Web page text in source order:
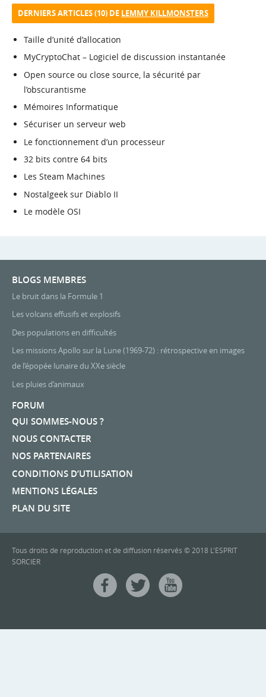
DERNIERS ARTICLES (10) DE LEMMY KILLMONSTERS
Taille d’unité d’allocation
MyCryptoChat – Logiciel de discussion instantanée
Open source ou close source, la sécurité par
l’obscurantisme
Mémoires Informatique
Sécuriser un serveur web
Le fonctionnement d’un processeur
32 bits contre 64 bits
Les Steam Machines
Nostalgeek sur Diablo II
Le modèle OSI
BLOGS MEMBRES
Le bruit dans la Formule 1
Les volcans effusifs et explosifs
Des populations en difficultés
Les missions Apollo sur la Lune (1969-72) : rétrospective en images
de l’épopée lunaire du XXe siècle
Les pluies d’animaux
FORUM
QUI SOMMES-NOUS ?
NOUS CONTACTER
NOS PARTENAIRES
CONDITIONS D’UTILISATION
MENTIONS LÉGALES
PLAN DU SITE
Tous droits de reproduction et de diffusion réservés © 2018 L'ESPRIT
SORCIER